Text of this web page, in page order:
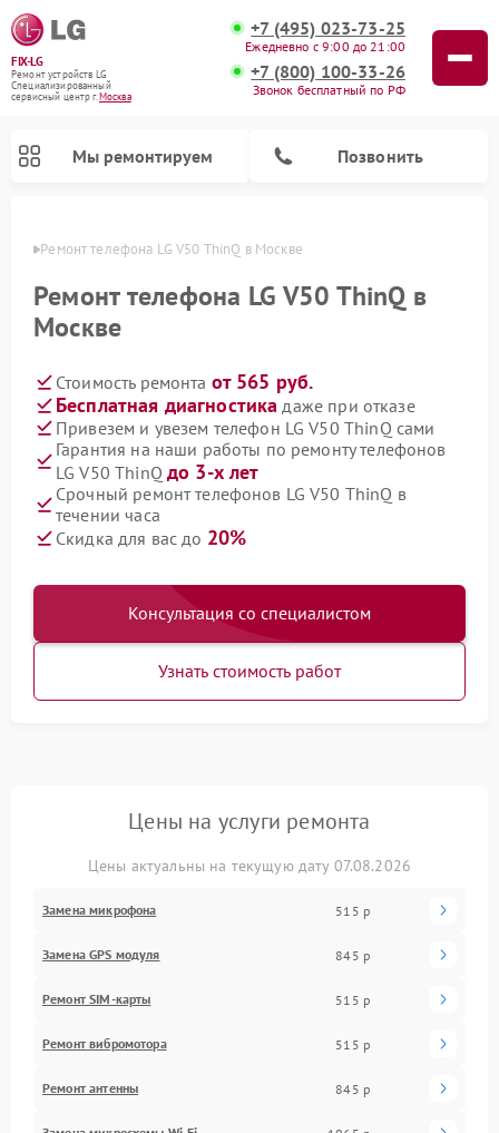
FIX-LG
Ремонт устройств LG
Специализированный
cервисный центр г.Москва
+7 (495) 023-73-25
Ежедневно с 9:00 до 21:00
+7 (800) 100-33-26
Звонок бесплатный по РФ
Мы ремонтируем Позвонить
Ремонт телефона LG V50 ThinQ в Москве
Ремонт телефона LG V50 ThinQ в
Москве
Стоимость ремонта от 565 руб.
Бесплатная диагностика даже при отказе
Привезем и увезем телефон LG V50 ThinQ сами
Гарантия на наши работы по ремонту телефонов
LG V50 ThinQ до 3-х лет
Срочный ремонт телефонов LG V50 ThinQ в
течении часа
Скидка для вас до 20%
Консультация со специалистом
Узнать стоимость работ
Цены на услуги ремонта
Цены актуальны на текущую дату 07.08.2026
Замена микрофона 515 р
Замена GPS модуля 845 р
Ремонт SIM-карты 515 р
Ремонт вибромотора 515 р
Ремонт антенны 845 р